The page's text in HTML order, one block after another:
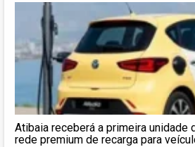
Atibaia receberá a primeira unidade
rede premium de recarga para